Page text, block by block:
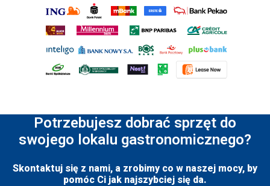
Potrzebujesz dobrać sprzęt do
swojego lokalu gastronomicznego?
Skontaktuj się z nami, a zrobimy co w naszej mocy, by
pomóc Ci jak najszybciej się da.